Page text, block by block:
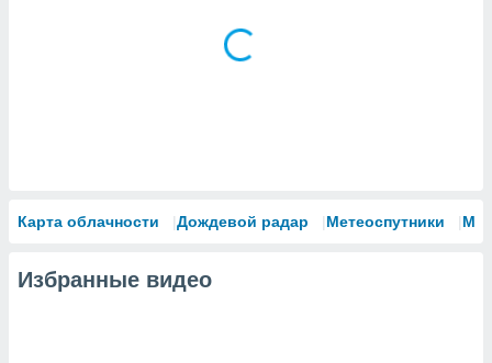
Карта облачности Дождевой радар Метеоспутники
Избранные видео